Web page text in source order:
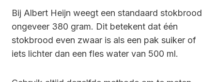
Bij Albert Heijn weegt een standaard stokbrood
ongeveer 380 gram. Dit betekent dat één
stokbrood even zwaar is als een pak suiker of
iets lichter dan een fles water van 500 ml.